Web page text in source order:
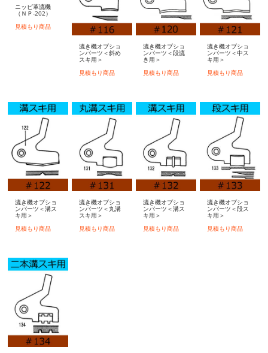
ニッピ革漉機
（ＮＰ-202）
見積もり商品
漉き機オプショ
ンパーツ＜斜め
スキ用＞
見積もり商品
漉き機オプショ
ンパーツ＜段漉
き用＞
見積もり商品
漉き機オプショ
ンパーツ＜中ス
キ用＞
見積もり商品
漉き機オプショ
ンパーツ＜溝ス
キ用＞
見積もり商品
漉き機オプショ
ンパーツ＜丸溝
スキ用＞
見積もり商品
漉き機オプショ
ンパーツ＜溝ス
キ用＞
見積もり商品
漉き機オプショ
ンパーツ＜段ス
キ用＞
見積もり商品